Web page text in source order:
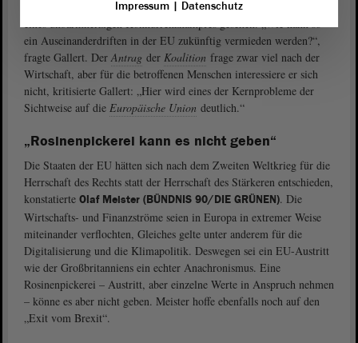
Abstimmungsfazit. Die Brexit-Unterstützer hätten sich als Opfer
eines unbarmherzigen Konkurrenzkampfes gesehen. „Wie kann so
ein Auseinanderdriften in der EU zukünftig vermieden werden?“,
fragte Gallert. DerAntrag der Koalition frage zwar viel nach der
Wirtschaft, aber für die betroffenen Menschen interessiere er sich
nicht, kritisierte Gallert: „Hier wird eines der Kernprobleme der
Sichtweise auf die Europäische Union deutlich.“
„Rosinenpickerei kann es nicht geben“
Die Staaten der EU hätten sich nach dem Zweiten Weltkrieg für die
Herrschaft des Rechts statt der Herrschaft des Stärkeren entschieden,
konstatierte Olaf Meister (BÜNDNIS 90/DIE GRÜNEN). Die
Wirtschafts- und Finanzströme seien in Europa in extremer Weise
miteinander verflochten, Gleiches gelte unter anderem für die
Digitalisierung und die Klimapolitik. Deswegen sei ein EU-Austritt
wie der Großbritanniens ein echter Anachronismus. Eine
Rosinenpickerei – Austritt, aber einzelne Werte in Anspruch nehmen
– könne es aber nicht geben. Meister hoffe ebenfalls noch auf den
„Exit vom Brexit“.
Impressum| Datenschutz